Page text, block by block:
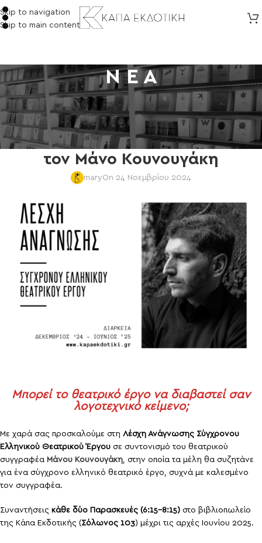
Skip to navigation
Skip to main content
Ν Ε Α
NEA ΕΠΙΛΕΓΜΕΝΑ
Λέσχη Ανάγνωσης Σύγχρονου
Ελληνικού Θεατρικό Έργου με
τον Μάνο Κουνουγάκη
maryOn 24 Νοεμβρίου 2024
Μπορεί το θεατρικό έργο να διαβαστεί σαν
λογοτεχνικό κείμενο;
Με χαρά σας προσκαλούμε στη Λέσχη Ανάγνωσης Σύγχρονου
Ελληνικού Θεατρικού Έργου σε συντονισμό του θεατρικού
συγγραφέα Μάνου Κουνουγάκη, στην οποία τα μέλη θα συζητάνε
για ένα σύγχρονο ελληνικό θεατρικό έργο, συχνά με καλεσμένο
τον συγγραφέα.
Συναντήσεις κάθε δύο Παρασκευές (6:15-8:15) στο βιβλιοπωλείο
της Κάπα Εκδοτικής (Σόλωνος 103) μέχρι τις αρχές Ιουνίου 2025.